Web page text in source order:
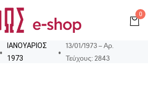
0
ΙΑΝΟΥΑΡΙΟΣ
1973
13/01/1973 – Αρ.
Τεύχους: 2843